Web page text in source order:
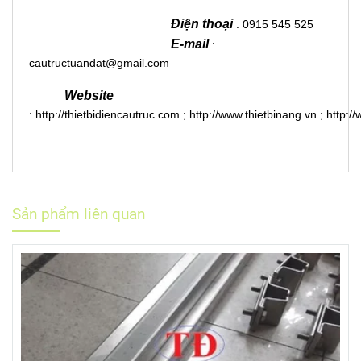
Điện thoại : 0915 545 525
E-mail :
cautructuandat@gmail.com
Website
: http://thietbidiencautruc.com ; http://www.thietbinang.vn ; http://
Sản phẩm liên quan